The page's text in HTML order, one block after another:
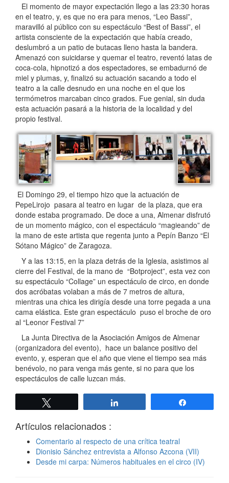
El momento de mayor expectación llego a las 23:30 horas
en el teatro, y, es que no era para menos, “Leo Bassi”,
maravilló al público con su espectáculo “Best of Bassi”, el
artista consciente de la expectación que había creado,
deslumbró a un patio de butacas lleno hasta la bandera.
Amenazó con suicidarse y quemar el teatro, reventó latas de
coca-cola, hipnotizó a dos espectadores, se embadurnó de
miel y plumas, y, finalizó su actuación sacando a todo el
teatro a la calle desnudo en una noche en el que los
termómetros marcaban cinco grados. Fue genial, sin duda
esta actuación pasará a la historia de la localidad y del
propio festival.
El Domingo 29, el tiempo hizo que la actuación de
PepeLirojo pasara al teatro en lugar de la plaza, que era
donde estaba programado. De doce a una, Almenar disfrutó
de un momento mágico, con el espectáculo “magieando” de
la mano de este artista que regenta junto a Pepín Banzo “El
Sótano Mágico” de Zaragoza.
Y a las 13:15, en la plaza detrás de la Iglesia, asistimos al
cierre del Festival, de la mano de “Botproject”, esta vez con
su espectáculo “Collage” un espectáculo de circo, en donde
dos acróbatas volaban a más de 7 metros de altura,
mientras una chica les dirigía desde una torre pegada a una
cama elástica. Este gran espectáculo puso el broche de oro
al “Leonor Festival 7”
La Junta Directiva de la Asociación Amigos de Almenar
(organizadora del evento), hace un balance positivo del
evento, y, esperan que el año que viene el tiempo sea más
benévolo, no para venga más gente, si no para que los
espectáculos de calle luzcan más.
Artículos relacionados :
Comentario al respecto de una crítica teatral
Dionisio Sánchez entrevista a Alfonso Azcona (VII)
Desde mi carpa: Números habituales en el circo (IV)